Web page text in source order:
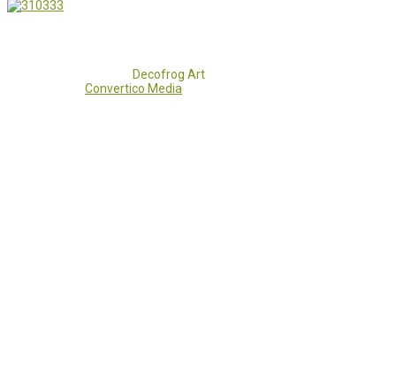
Decofrog Art
Convertico Media